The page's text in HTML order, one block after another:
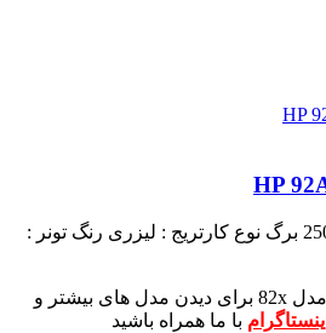
نوع کارتریج : لیزری رنگ تونر :
برای دیدن مدل های بیشتر و
اینستاگرام با ما همراه باشید